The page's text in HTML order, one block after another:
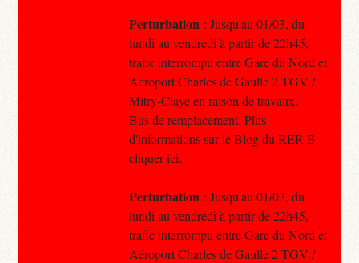
Perturbation : Jusqu'au 01/03, du
lundi au vendredi à partir de 22h45,
trafic interrompu entre Gare du Nord et
Aéroport Charles de Gaulle 2 TGV /
Mitry-Claye en raison de travaux.
Bus de remplacement. Plus
d'informations sur le Blog du RER B,
cliquer ici.
Perturbation : Jusqu'au 01/03, du
lundi au vendredi à partir de 22h45,
trafic interrompu entre Gare du Nord et
Aéroport Charles de Gaulle 2 TGV /